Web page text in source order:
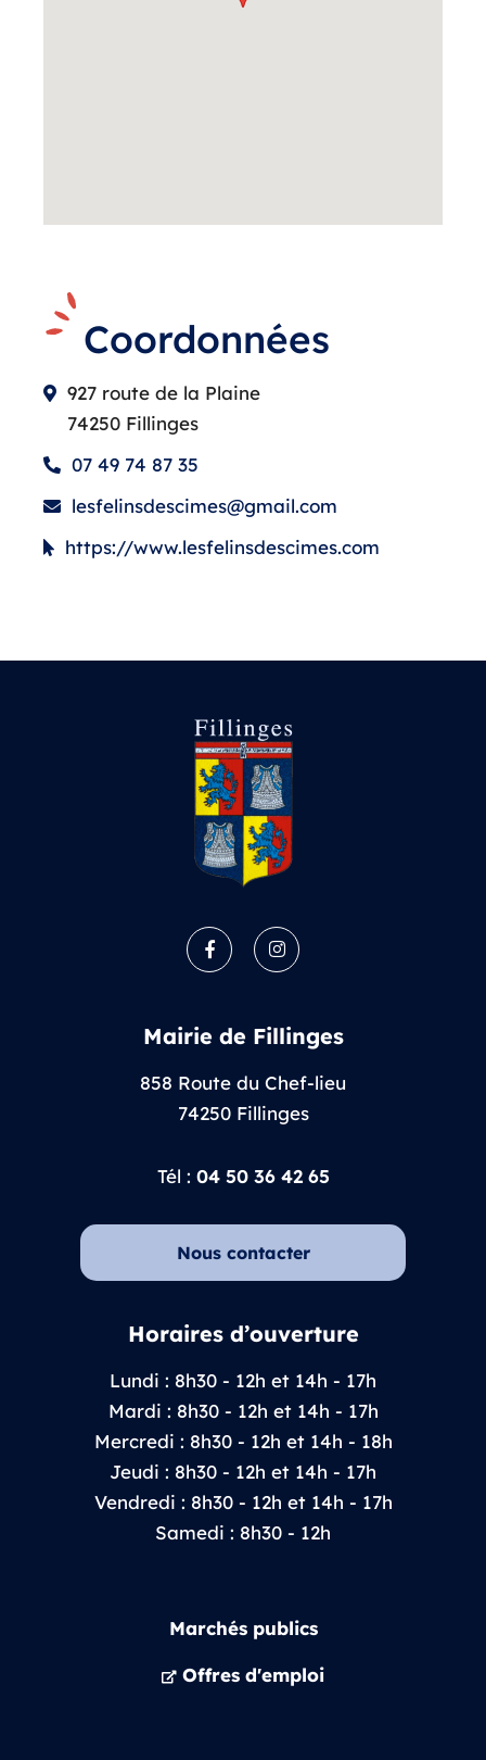
Coordonnées
927 route de la Plaine
74250 Fillinges
07 49 74 87 35
lesfelinsdescimes@gmail.com
https://www.lesfelinsdescimes.com
FacebookInstagram
Mairie de Fillinges
858 Route du Chef-lieu
74250 Fillinges
Tél : 04 50 36 42 65
Nous contacter
Horaires d’ouverture
Lundi : 8h30 - 12h et 14h - 17h
Mardi : 8h30 - 12h et 14h - 17h
Mercredi : 8h30 - 12h et 14h - 18h
Jeudi : 8h30 - 12h et 14h - 17h
Vendredi : 8h30 - 12h et 14h - 17h
Samedi : 8h30 - 12h
Marchés publics
Offres d'emploi